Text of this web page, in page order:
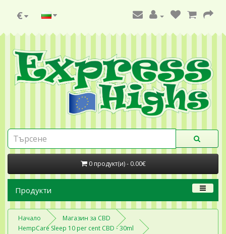
€
0 продукт(и) - 0.00€
Продукти
Начало
Магазин за CBD
HempCare Sleep 10 per cent CBD - 30ml